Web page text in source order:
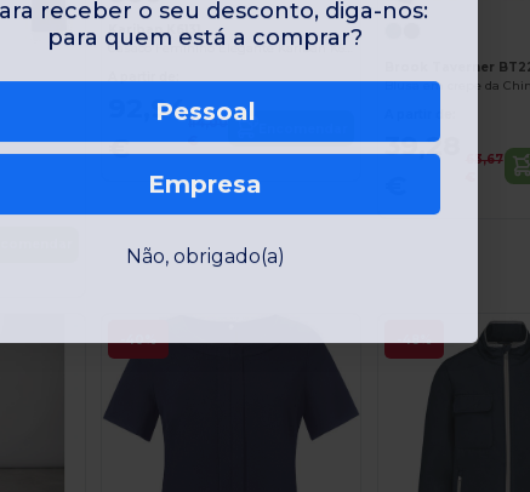
Kariban K6131
Casaco Feminino Elegante Kariban K6131
92,94
€
114,00
€
Brook Taverner
Blusa em crepe da
39,28
63,67
-40% -48%
receber o seu desconto, diga-nos:
para quem está a comprar?
Pessoal
Empresa
Não, obrigado(a)